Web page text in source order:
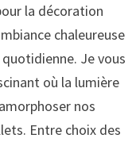
la décoration
chaleureuse
Je vous
où la lumière
nos
Entre choix des